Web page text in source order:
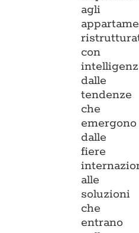
agli
con
dalle
tendenze
che
emergono
dalle
fiere
alle
soluzioni
che
entrano